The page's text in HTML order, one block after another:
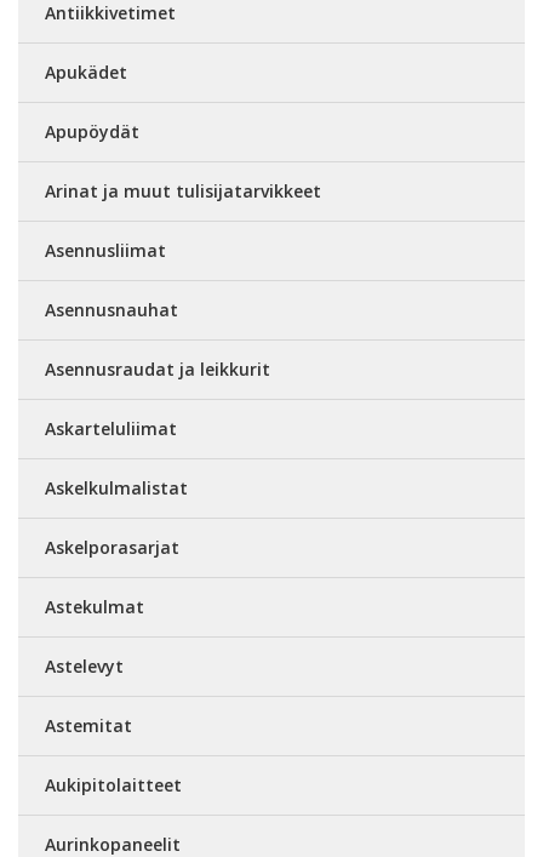
Antiikkivetimet
Apukädet
Apupöydät
Arinat ja muut tulisijatarvikkeet
Asennusliimat
Asennusnauhat
Asennusraudat ja leikkurit
Askarteluliimat
Askelkulmalistat
Askelporasarjat
Astekulmat
Astelevyt
Astemitat
Aukipitolaitteet
Aurinkopaneelit